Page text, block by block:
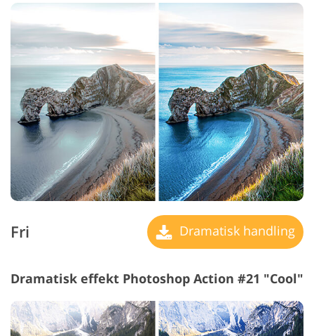
Fri Dramatisk handling
Dramatisk effekt Photoshop Action #21 "Cool"